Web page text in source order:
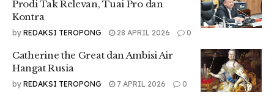
Prodi Tak Relevan, Tuai Pro dan
Kontra
by REDAKSI TEROPONG 28 APRIL 2026 0
Catherine the Great dan Ambisi Air
Hangat Rusia
by REDAKSI TEROPONG 7 APRIL 2026 0